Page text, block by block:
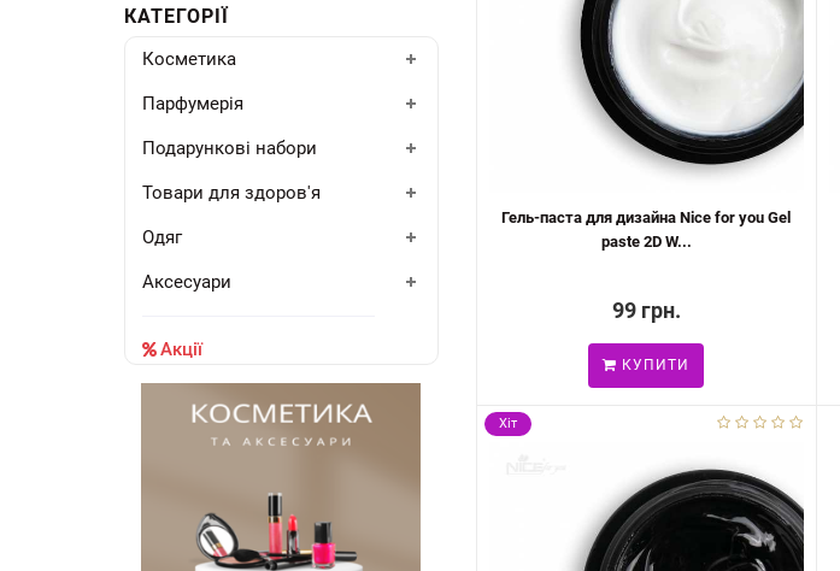
КАТЕГОРІЇ
Косметика
Парфумерія
Подарункові набори
Товари для здоров'я
Одяг
Аксесуари
Акції
Гель-паста для дизайна Nice for you Gel
paste 2D W...
99 грн.
КУПИТИ
Хіт